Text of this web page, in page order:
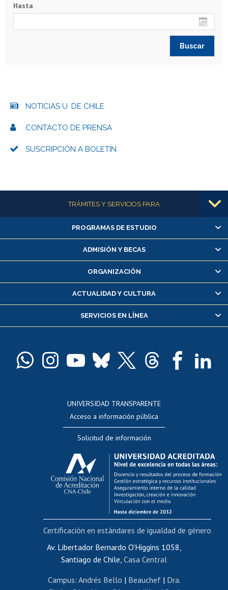
Hasta
NOTICIAS U. DE CHILE
CONTACTO DE PRENSA
SUSCRIPCIÓN A BOLETÍN
Más informaciónTRÁMITES Y SERVICIOS PARA
Alumnas/os y exalumnas/os
Matrícula en línea
Inscripción y cambio de asignaturas
Consulta y certificado de notas
Servicio médico y dental
Pago de arancel y crédito alumnos
Docentes
Perfeccionamiento
Editar Portafolio Académico
Evaluación docente
Calificación académica
Postulación al AUCAI
Funcionarias/os
Cursos internos de capacitación
Bienestar del personal
Portal de movilidad interna
Certificado de renta
Certificado de renta honorarios
Editar páginas blancas
PROGRAMAS DE ESTUDIO
ADMISIÓN Y BECAS
ORGANIZACIÓN
ACTUALIDAD Y CULTURA
SERVICIOS EN LÍNEA
UNIVERSIDAD TRANSPARENTE
Acceso a información pública
Solicitud de información
Av. Libertador Bernardo O'Higgins 1058,
Santiago de Chile, Casa Central
Campus: Andrés Bello | Beauchef| Dra.
Certificación en estándares de igualdad de género